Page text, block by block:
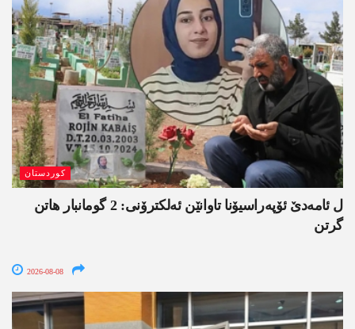
کوردستان
ل ئامەدێ ئۆپەراسیۆنا تاوانێن ئەلکترۆنی: 2 گومانبار ھاتن
گرتن
2026-08-08